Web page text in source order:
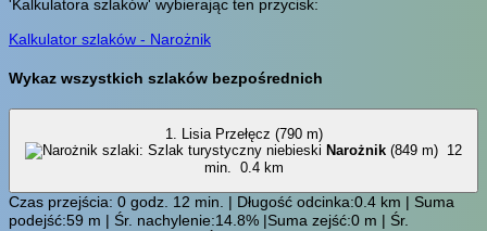
'Kalkulatora szlaków' wybierając ten przycisk:
Kalkulator szlaków - Narożnik
Wykaz wszystkich szlaków bezpośrednich
1. Lisia Przełęcz (790 m)
Narożnik (849 m) 12
min.
0.4 km
Czas przejścia: 0 godz. 12 min. | Długość odcinka:0.4 km | Suma
podejść:59 m | Śr. nachylenie:14.8% |Suma zejść:0 m | Śr.